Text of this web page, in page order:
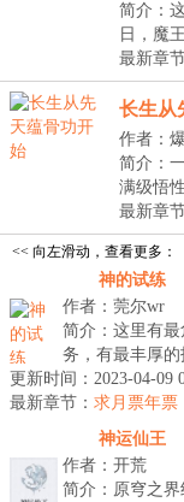
简介：
日，魔
的...
最新章节
长生从
作者：
简介：
满级悟
经...
最新章节
<< 向左滑动，查看更多：
神的试练
作者：莞尔wr
简介：这里有
务，有最丰厚
一秒可能是生命
可能是不能回头
也有可能最...
更新时间：2023-04-09
最新章节： 求月票年票
神运仙王
作者：开荒
简介：原穹之界